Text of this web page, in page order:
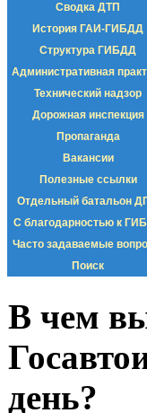
Сводка ДТП
История ГАИ-ГИБДД
Структура ГИБДД
Административная
Технический надзор
Дорожная инспекция
Пропаганда
Вакансии
Полезные ссылки
Отдельный батальон
С благодарностью к
Часто задаваемые
Поиск
В чем
день?